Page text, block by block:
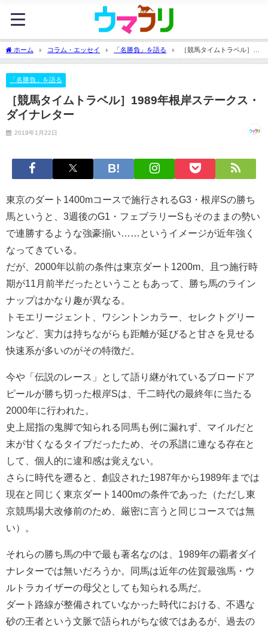
ホーム コラム・エッセイ 「名勝負」を語る
［競馬タイムトラベル］
1989年根岸ステークス・ダイナレター
「名勝負」を語る
［競馬タイムトラベル］1989年根岸ステークス・
ダイナレター
2019年1月22日
東京のダート1400mコースで施行されるG3・根岸Sの勝ち
馬というと、3週後のG1・フェブラリーSもそのままの勢い
で連勝するような強豪揃い……というイメージが近年強く
なってきている。
だが、2000年以前の条件は東京ダート1200m、且つ施行時
期が11月前半だったということもあって、勝ち馬のライン
ナップはかなり趣が異なる。
トモエリージェント、ワシントンカラー、セレクトグリー
ンなど、実力は持ちながらも距離が延びると甘さを見せる
快速系が多いのがその特徴だ。
今や「伝説のレース」として語り継がれているブロードア
ピールが勝ち切った根岸Sは、千二時代の最終年に当たる
2000年に行われた。
史上屈指の鬼脚で知られる同馬も例に漏れず、マイルだと
末が甘くなるタイプだったため、その系譜に連なる存在と
して、個人的に違和感は覚えない。
さらに時代を遡ると、創設された1987年から1989年までは
現在と同じく東京ダート1400mの条件であった（ただし東
京競馬場大改修前のため、厳密に言うと同じコースでは無
い）。
それらの勝ち馬の中で最も著名なのは、1989年の覇者ダイ
ナレターでは無いだろうか。同馬は近年の佐賀最強馬・ウ
ルトラカイザーの母父としても知られる馬だ。
ダート路線が整備されていなかった時代における、不遇な
砂の王者という文脈で語られがちな彼ではあるが、過去の